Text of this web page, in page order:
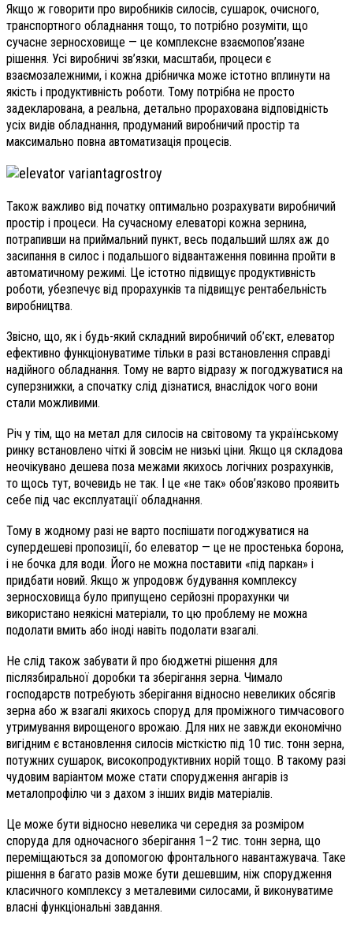
Якщо ж говорити про виробників силосів, сушарок, очисного,
транспортного обладнання тощо, то потрібно розуміти, що
сучасне зерносховище — це комплексне взаємопов’язане
рішення. Усі виробничі зв’язки, масштаби, процеси є
взаємозалежними, і кожна дрібничка може істотно вплинути на
якість і продуктивність роботи. Тому потрібна не просто
задекларована, а реальна, детально прорахована відповідність
усіх видів обладнання, продуманий виробничий простір та
максимально повна автоматизація процесів.
Також важливо від початку оптимально розрахувати виробничий
простір і процеси. На сучасному елеваторі кожна зернина,
потрапивши на приймальний пункт, весь подальший шлях аж до
засипання в силос і подальшого відвантаження повинна пройти в
автоматичному режимі. Це істотно підвищує продуктивність
роботи, убезпечує від прорахунків та підвищує рентабельність
виробництва.
Звісно, що, як і будь-який складний виробничий об’єкт, елеватор
ефективно функціонуватиме тільки в разі встановлення справді
надійного обладнання. Тому не варто відразу ж погоджуватися на
суперзнижки, а спочатку слід дізнатися, внаслідок чого вони
стали можливими.
Річ у тім, що на метал для силосів на світовому та українському
ринку встановлено чіткі й зовсім не низькі ціни. Якщо ця складова
неочікувано дешева поза межами якихось логічних розрахунків,
то щось тут, вочевидь не так. І це «не так» обов’язково проявить
себе під час експлуатації обладнання.
Тому в жодному разі не варто поспішати погоджуватися на
супердешеві пропозиції, бо елеватор — це не простенька борона,
і не бочка для води. Його не можна поставити «під паркан» і
придбати новий. Якщо ж упродовж будування комплексу
зерносховища було припущено серйозні прорахунки чи
використано неякісні матеріали, то цю проблему не можна
подолати вмить або іноді навіть подолати взагалі.
Не слід також забувати й про бюджетні рішення для
післязбиральної доробки та зберігання зерна. Чимало
господарств потребують зберігання відносно невеликих обсягів
зерна або ж взагалі якихось споруд для проміжного тимчасового
утримування вирощеного врожаю. Для них не завжди економічно
вигідним є встановлення силосів місткістю під 10 тис. тонн зерна,
потужних сушарок, високопродуктивних норій тощо. В такому разі
чудовим варіантом може стати спорудження ангарів із
металопрофілю чи з дахом з інших видів матеріалів.
Це може бути відносно невелика чи середня за розміром
споруда для одночасного зберігання 1–2 тис. тонн зерна, що
переміщаються за допомогою фронтального навантажувача. Таке
рішення в багато разів може бути дешевшим, ніж спорудження
класичного комплексу з металевими силосами, й виконуватиме
власні функціональні завдання.